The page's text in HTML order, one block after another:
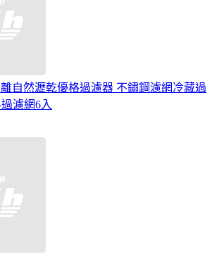
自然瀝乾優格過濾器 不鏽鋼濾網冷藏過
濾網6入